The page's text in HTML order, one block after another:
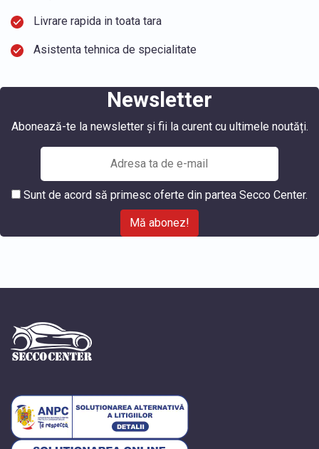
Livrare rapida in toata tara
Asistenta tehnica de specialitate
Newsletter
Abonează-te la newsletter și fii la curent cu ultimele noutăți.
Sunt de acord să primesc oferte din partea Secco Center.
Mă abonez!